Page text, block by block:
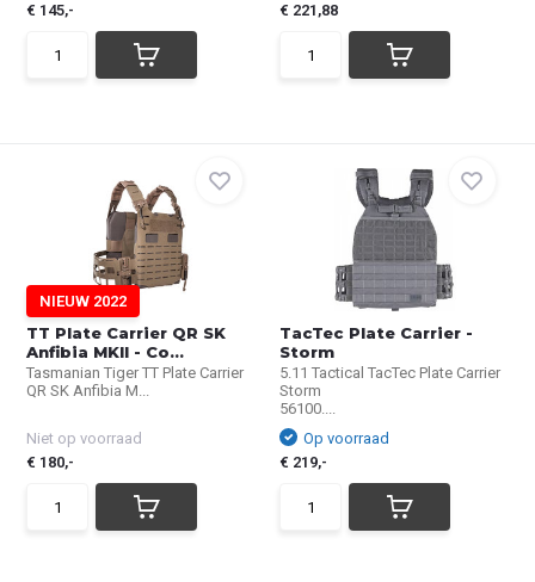
€ 145,-
€ 221,88
NIEUW 2022
TT Plate Carrier QR SK
Anfibia MKII - Co...
Tasmanian Tiger TT Plate Carrier
QR SK Anfibia M...
Niet op voorraad
€ 180,-
TacTec Plate Carrier -
Storm
5.11 Tactical TacTec Plate Carrier
Storm
56100....
Op voorraad
€ 219,-